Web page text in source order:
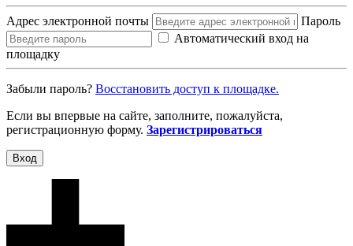
Адрес электронной почты
Пароль
Автоматический вход на
площадку
Забыли пароль? Восcтановить доступ к площадке.
Если вы впервые на сайте, заполните, пожалуйста,
регистрационную форму. Зарегистрироваться
Вход